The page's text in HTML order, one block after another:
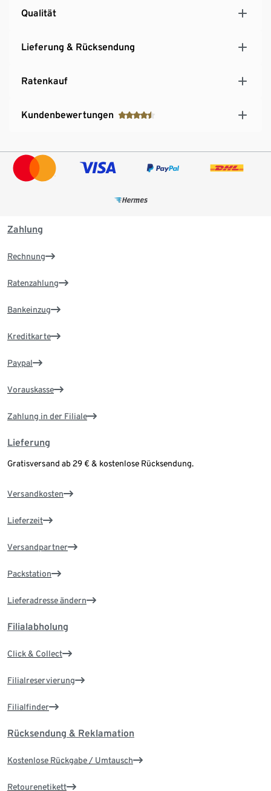
Qualität
Lieferung & Rücksendung
Ratenkauf
Kundenbewertungen
Zahlung
Rechnung
Ratenzahlung
Bankeinzug
Kreditkarte
Paypal
Vorauskasse
Zahlung in der Filiale
Lieferung
Gratisversand ab 29 € & kostenlose Rücksendung.
Versandkosten
Lieferzeit
Versandpartner
Packstation
Lieferadresse ändern
Filialabholung
Click & Collect
Filialreservierung
Filialfinder
Rücksendung & Reklamation
Kostenlose Rückgabe / Umtausch
Retourenetikett